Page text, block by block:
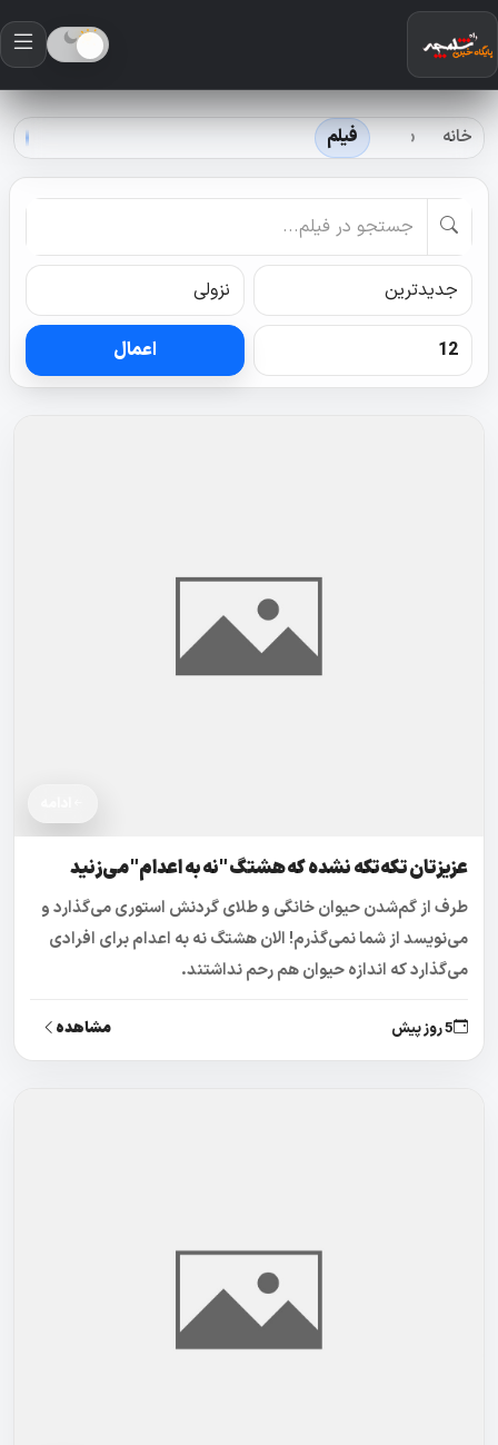
خانه فیلم
اعمال
عزیزتان تکه‌تکه نشده که هشتگ "نه به اعدام" می‌زنید
طرف از گم‌شدن حیوان خانگی و طلای گردنش استوری می‌گذارد و
می‌نویسد از شما نمی‌گذرم! الان هشتگ نه به اعدام برای افرادی
می‌گذارد که اندازه حیوان هم رحم نداشتند.
5 روز پیش مشاهده